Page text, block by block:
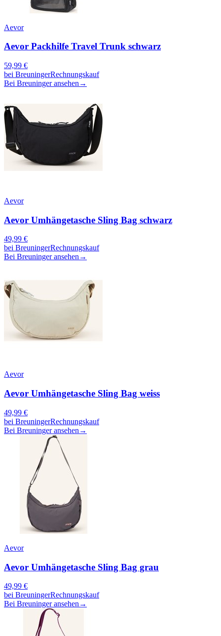
Aevor
Aevor Packhilfe Travel Trunk schwarz
59,99 €
bei BreuningerRechnungskauf
Bei Breuninger ansehen →
Aevor
Aevor Umhängetasche Sling Bag schwarz
49,99 €
bei BreuningerRechnungskauf
Bei Breuninger ansehen →
Aevor
Aevor Umhängetasche Sling Bag weiss
49,99 €
bei BreuningerRechnungskauf
Bei Breuninger ansehen →
Aevor
Aevor Umhängetasche Sling Bag grau
49,99 €
bei BreuningerRechnungskauf
Bei Breuninger ansehen →